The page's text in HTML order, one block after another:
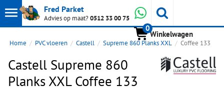
Toon
hoofdmenu
Fred Parket
Advies op maat?0512 33 00 75 Whatsapp
0
Winkelwagen
Home PVC vloeren Castell Supreme 860 Planks XXL Coffee 133
Castell Supreme 860
Planks XXL Coffee 133